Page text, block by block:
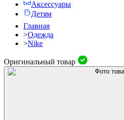
Аксессуары
Детям
Главная
>Одежда
>Nike
Оригинальный товар